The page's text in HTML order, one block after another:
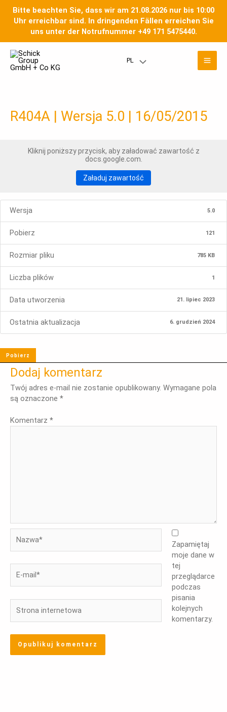
Bitte beachten Sie, dass wir am 21.08.2026 nur bis 10:00
Uhr erreichbar sind. In dringenden Fällen erreichen Sie
uns unter der Notrufnummer +49 171 5475440.
treści
PL Przełączanie
R404A | Wersja 5.0 | 16/05/2015
Kliknij poniższy przycisk, aby załadować zawartość z
docs.google.com.
Załaduj zawartość
Wersja 5.0
Pobierz 121
Rozmiar pliku 785 KB
Liczba plików 1
Data utworzenia 21. lipiec 2023
Ostatnia aktualizacja 6. grudzień 2024
Pobierz
Dodaj komentarz
Twój adres e-mail nie zostanie opublikowany. Wymagane pola
są oznaczone *
Komentarz *
mail*
internetowa
Zapamiętaj
moje dane w
tej
przeglądarce
podczas
pisania
kolejnych
komentarzy.